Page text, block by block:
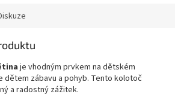
je vhodným prvkem na dětském
zábavu a pohyb. Tento kolotoč
a radostný zážitek.